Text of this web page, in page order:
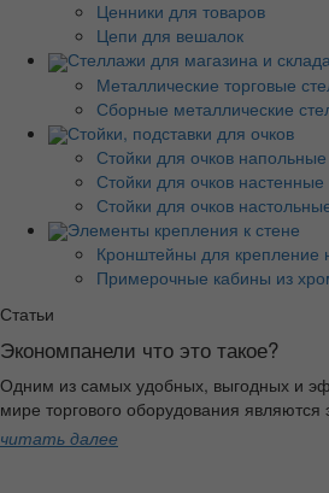
Ценники для товаров
Цепи для вешалок
Стеллажи для магазина и
Металлические торговые
Сборные металлические
Стойки, подставки для очков
Стойки для очков напольные
Стойки для очков настенные
Стойки для очков
Элементы крепления к стене
Кронштейны для крепление
Примерочные кабины из
Статьи
Экономпанели что это такое?
Одним из самых удобных, выгодных и
мире торгового оборудования являются
читать далее